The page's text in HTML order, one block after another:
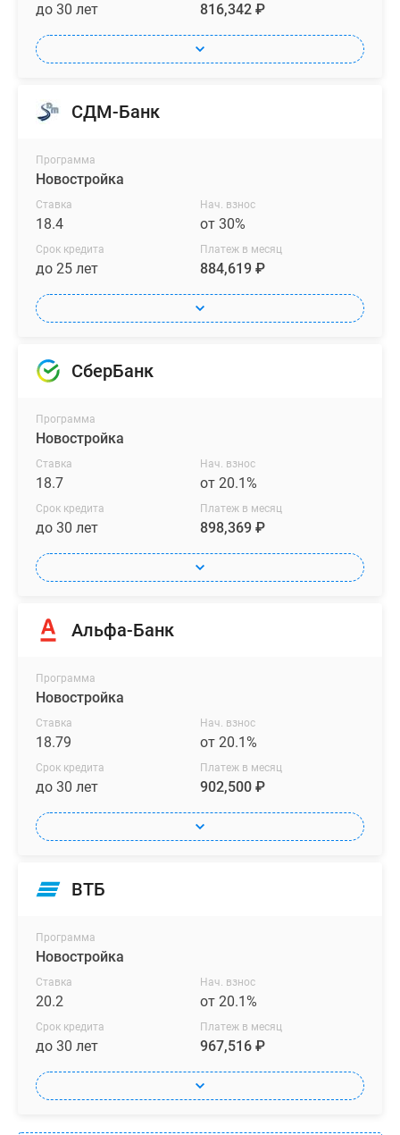
до 30 лет 816,342 ₽
СДМ-Банк
Программа
Новостройка
Ставка
18.4
Нач. взнос
от 30%
Срок кредита
до 25 лет
Платеж в месяц
884,619 ₽
СберБанк
Программа
Новостройка
Ставка
18.7
Нач. взнос
от 20.1%
Срок кредита
до 30 лет
Платеж в месяц
898,369 ₽
Альфа-Банк
Программа
Новостройка
Ставка
18.79
Нач. взнос
от 20.1%
Срок кредита
до 30 лет
Платеж в месяц
902,500 ₽
ВТБ
Программа
Новостройка
Ставка
20.2
Нач. взнос
от 20.1%
Срок кредита
до 30 лет
Платеж в месяц
967,516 ₽